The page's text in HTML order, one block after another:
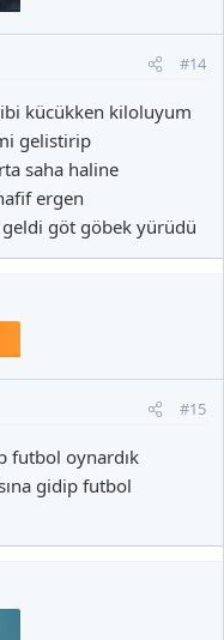
#14
kücükken kiloluyum
gelistirip
saha haline
ergen
göt göbek yürüdü
#15
futbol oynardık
gidip futbol